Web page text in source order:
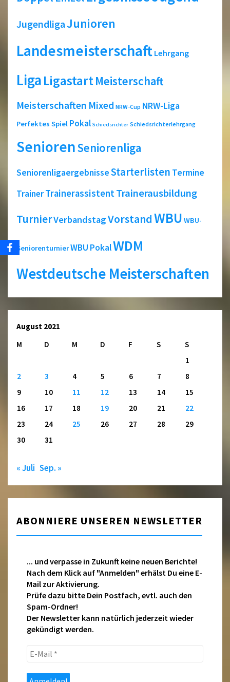
JugendligaJunioren
Landesmeisterschaft Lehrgang
LigaLigastartMeisterschaft
Meisterschaften Mixed NRW-Cup NRW-Liga
Perfektes Spiel Pokal Schiedsrichter Schiedsrichterlehrgang
SeniorenSeniorenliga
SeniorenligaergebnisseStarterlisten Termine
TrainerTrainerassistentTrainerausbildung
TurnierVerbandstagVorstandWBU WBU-
SeniorenturnierWBU PokalWDM
Westdeutsche Meisterschaften
August 2021
M
D M D F S
S
1
2
3 4 5 6 7
8
9
10 11 12 13 14
15
16
17 18 19 20 21
22
23
24 25 26 27 28
29
30
31
« Juli Sep. »
ABONNIERE UNSEREN NEWSLETTER
... und verpasse in Zukunft keine neuen Berichte!
Nach dem Klick auf "Anmelden" erhälst Du eine E-
Mail zur Aktivierung.
Prüfe dazu bitte Dein Postfach, evtl. auch den
Spam-Ordner!
Der Newsletter kann natürlich jederzeit wieder
gekündigt werden.
E-
*